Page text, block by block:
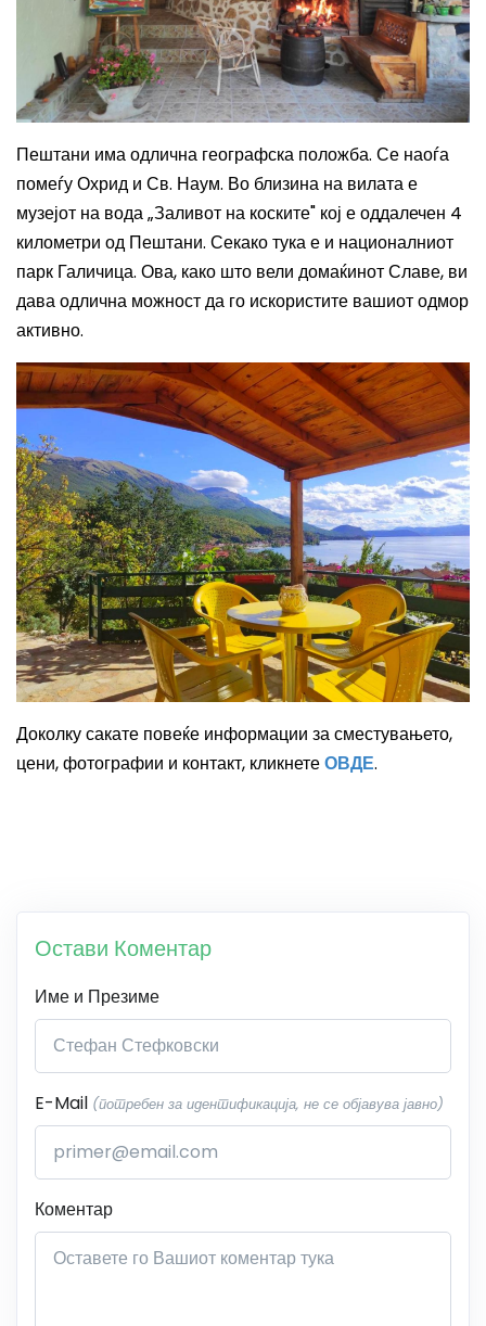
Пештани има одлична географска положба. Се наоѓа
помеѓу Охрид и Св. Наум. Во близина на вилата е
музејот на вода„Заливот на коските" кој еоддалечен 4
километри од Пештани. Секако тука е и националниот
парк Галичица. Ова, како што вели домаќинот Славе, ви
дава одлична можност да го искористите вашиот одмор
активно.
Доколку сакате повеќе информации за сместувањето,
цени, фотографии и контакт, кликнетеОВДЕ.
Остави Коментар
Име и Презиме
E-Mail (потребен за идентификација, не се објавува јавно)
Коментар